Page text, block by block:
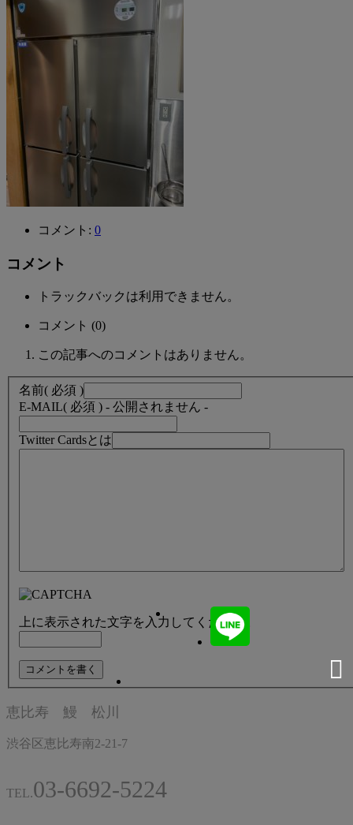
コメント: 0
コメント
トラックバックは利用できません。
コメント (0)
この記事へのコメントはありません。
名前( 必須 )
E-MAIL( 必須 ) - 公開されません -
Twitter Cardsとは
上に表示された文字を入力してください。
恵比寿 鰻 松川
渋谷区恵比寿南2-21-7
TEL.03-6692-5224